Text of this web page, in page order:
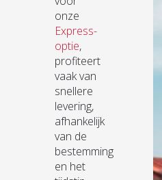
onze
Express-
optie,
profiteert
vaak van
snellere
levering,
afhankelijk
van de
bestemming
en het